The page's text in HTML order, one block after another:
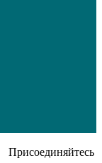
Присоединяйтесь